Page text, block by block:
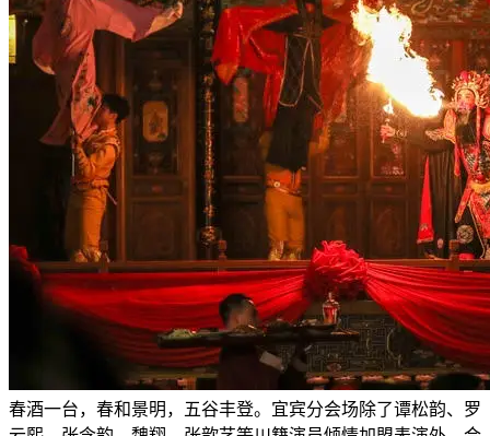
春酒一台，春和景明，五谷丰登。宜宾分会场除了谭松韵、罗